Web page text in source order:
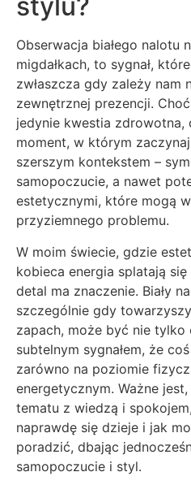
Obserwacja białego nalotu
migdałkach, to sygnał,
zwłaszcza gdy zależy nam
zewnętrznej prezencji.
jedynie kwestia
moment, w którym
szerszym kontekstem –
samopoczucie, a nawet
estetycznymi, które mogą
przyziemnego problemu.
W moim świecie, gdzie
kobieca energia splatają
detal ma znaczenie. Biały
szczególnie gdy
zapach, może być nie
subtelnym sygnałem, że
zarówno na poziomie
energetycznym. Ważne
tematu z wiedzą i
naprawdę się dzieje i jak
poradzić, dbając
samopoczucie i styl.